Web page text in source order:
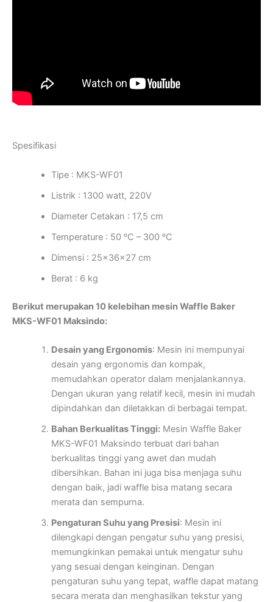
Spesifikasi
Tipe : MKS-WF01
Listrik : 1300 watt, 220V
Diameter Cetakan : 17,5 cm
Temperature : 50 ᵒC – 300 ᵒC
Dimensi : 25x36x27 cm
Berat : 6 kg
Berikut merupakan 10 kelebihan mesin Waffle Baker
MKS-WF01 Maksindo:
Desain yang Ergonomis: Mesin ini mempunyai
desain yang ergonomis dan kompak,
memudahkan operator dalam menjalankannya.
Dengan ukuran yang relatif kecil, mesin ini mudah
dipindahkan dan diletakkan di berbagai tempat.
Bahan Berkualitas Tinggi:Mesin Waffle Baker
MKS-WF01 Maksindo terbuat dari bahan
berkualitas tinggi yang awet dan mudah
dibersihkan. Bahan ini juga bisa menjaga suhu
dengan baik, jadi waffle bisa matang secara
merata dan sempurna.
Pengaturan Suhu yang Presisi: Mesin ini
dilengkapi dengan pengatur suhu yang presisi,
memungkinkan pemakai untuk mengatur suhu
yang sesuai dengan keinginan. Dengan
pengaturan suhu yang tepat, waffle dapat matang
secara merata dan menghasilkan tekstur yang